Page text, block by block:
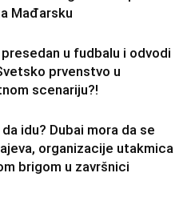
Mađarsku
presedan u fudbalu i odvodi
prvenstvo u
scenariju?!
idu? Dubai mora da se
organizacije utakmica
brigom u završnici